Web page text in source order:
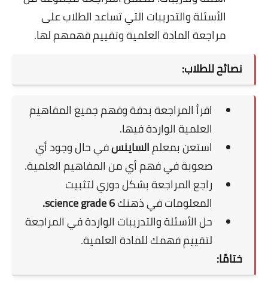
الأسئلة والتدريبات التي تساعد الطلاب على
مراجعة المادة العلمية وتقييم فهمهم لها.
نصائح للطلاب:
اقرأ المراجعة بدقة وفهم جميع المفاهيم
العلمية الواردة فيها.
استعن بمعلمالساينسفي حال وجود أي
صعوبة في فهم أي من المفاهيم العلمية.
راجع المراجعة بشكل دوري لتثبيت
المعلومات في ذهنك
حل الأسئلة والتدريبات الواردة في المراجعة
لتقييم فهمك للمادة العلمية.
ختامًا: